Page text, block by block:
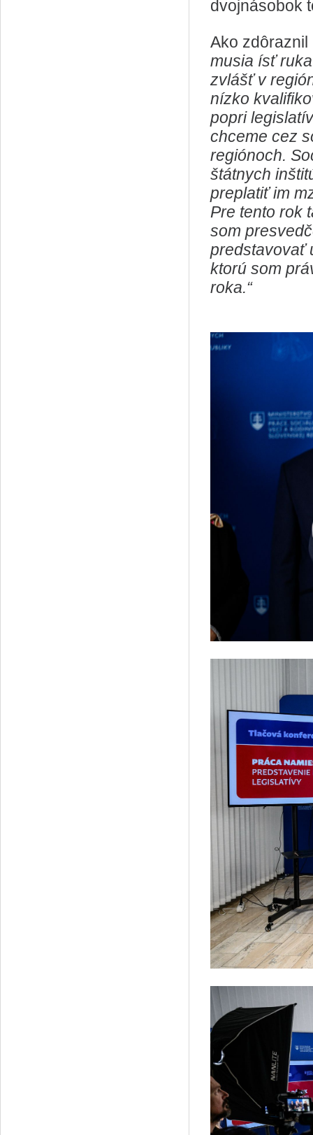
dvojnásobok
Ako
musia ísť
zvlášť v
nízko
popri
chceme cez
regiónoch.
štátnych
preplatiť im
Pre tento rok
som
predstavovať
ktorú som
roka.“